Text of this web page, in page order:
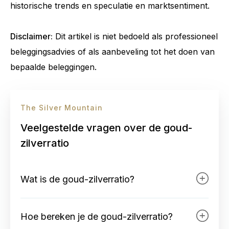
historische trends en speculatie en marktsentiment.
Disclaimer: Dit artikel is niet bedoeld als professioneel
beleggingsadvies of als aanbeveling tot het doen van
bepaalde beleggingen.
The Silver Mountain
Veelgestelde vragen over de goud-
zilverratio
Wat is de goud-zilverratio?
maatstaf die de verhouding tussen
Hoe bereken je de goud-zilverratio?